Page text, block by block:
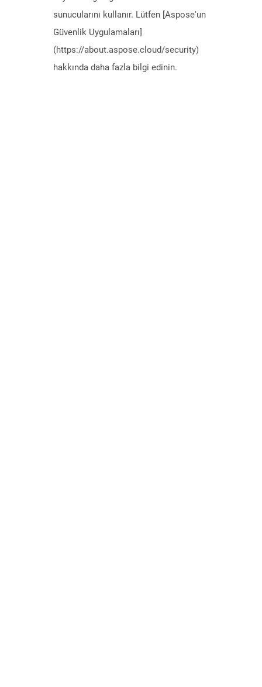
sunucularını kullanır. Lütfen [Aspose'un
Güvenlik Uygulamaları]
(https://about.aspose.cloud/security)
hakkında daha fazla bilgi edinin.